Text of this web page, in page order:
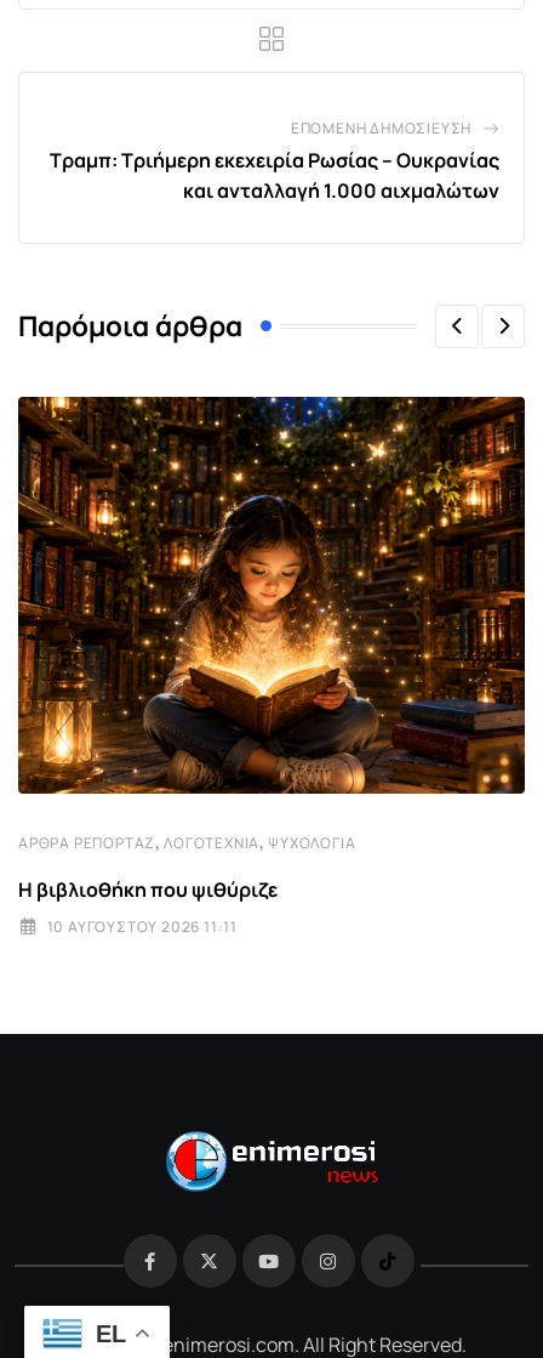
ΕΠΌΜΕΝΗ ΔΗΜΟΣΊΕΥΣΗ
Τραμπ: Τριήμερη εκεχειρία Ρωσίας – Ουκρανίας
και ανταλλαγή 1.000 αιχμαλώτων
Παρόμοια άρθρα
ΆΡΘΡΑ ΡΕΠΟΡΤΆΖ,ΛΟΓΟΤΕΧΝΊΑ, ΨΥΧΟΛΟΓΊΑ
Η βιβλιοθήκη που ψιθύριζε
10 ΑΥΓΟΎΣΤΟΥ 2026 11:11
@2026 e-enimerosi.com. All Right Reserved.
EL